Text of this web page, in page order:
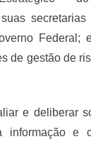
Federal;
de gestão de
e deliberar
informação e